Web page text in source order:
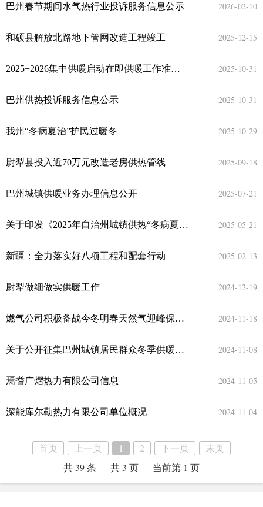
巴州春节期间水气热行业投诉服务信息公示 2026-02-10
和硕县解放北路地下管网改造工程竣工 2025-12-15
2025−2026集中供暖启动在即供暖工作准备就绪 2025-10-31
巴州供热投诉服务信息公示 2025-10-31
我州“冬病夏治”护民过暖冬 2025-10-29
尉犁县投入近70万元改造老房供热管线 2025-09-18
巴州城镇供暖业务办理信息公开 2025-07-21
关于印发《2025年自治州城镇供热“冬病夏治”专项行动方案》的通知 2025-05-21
新疆：全力落实好八项工程和配套行动 2025-02-13
尉犁做细做实供暖工作 2024-12-19
燃气公司积极备战今冬明春天然气迎峰保供工作 2024-11-18
关于公开征集巴州城镇居民群众冬季供暖突出问题线索的公告 2024-11-08
焉耆广熠热力有限公司信息 2024-11-05
深能库尔勒热力有限公司单位概况 2024-11-04
首页 上一页 1 2 下一页
末页
共 39 条
共 3 页 当前第 1 页